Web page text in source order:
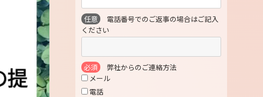
任意
電話番号でのご返事の場合はご記入
ください
必須
弊社からのご連絡方法
メール
電話